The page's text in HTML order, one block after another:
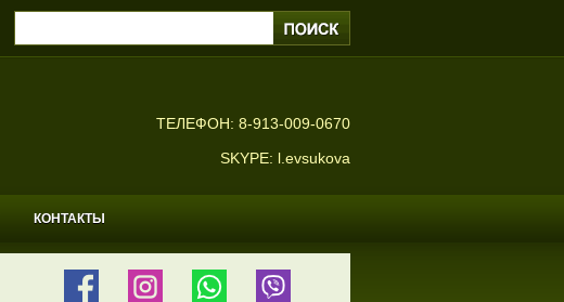
ТЕЛЕФОН: 8-913-009-0670
SKYPE: l.evsukova
КОНТАКТЫ